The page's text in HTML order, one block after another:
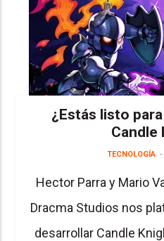
¿Estás listo
Candle
TECNOLOGÍA
Hector Parra y Mario
Dracma Studios nos
desarrollar Candle